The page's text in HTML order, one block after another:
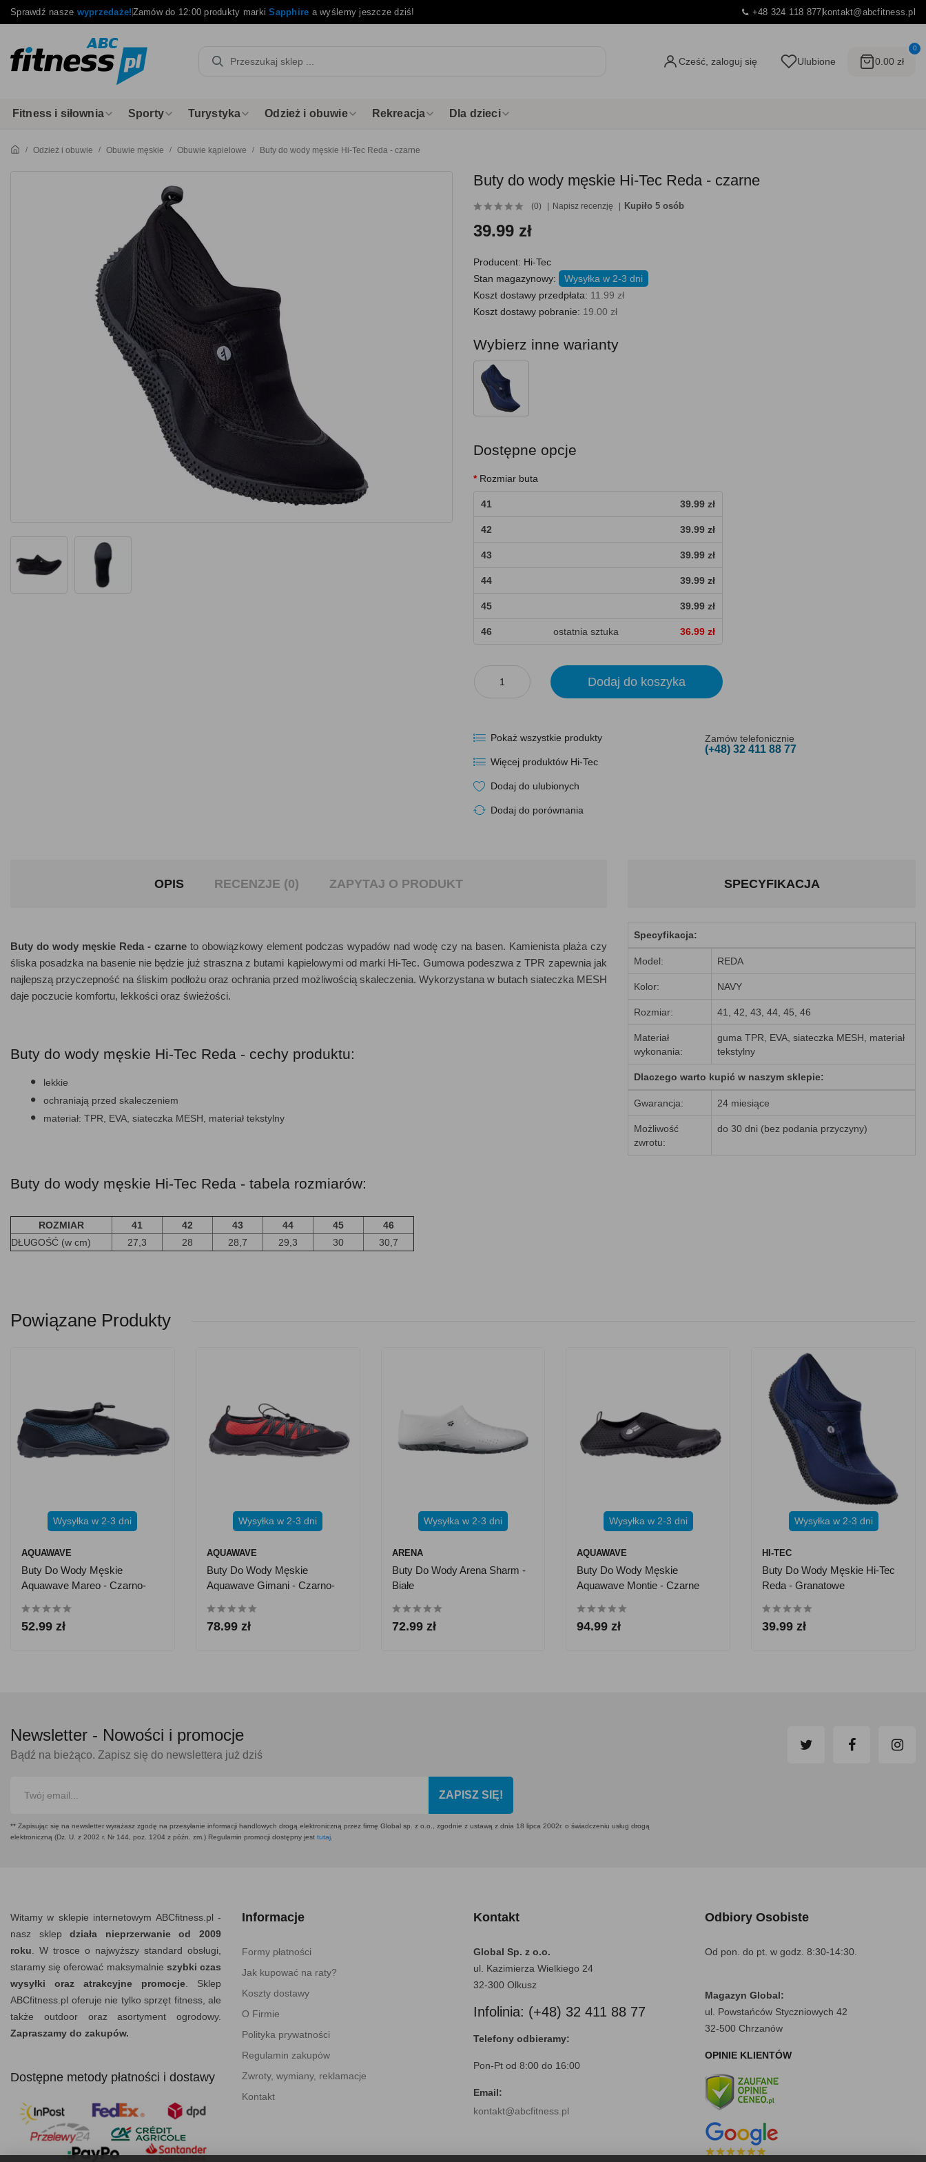
Sprawdź nasze wyprzedaże!Zamów do 12:00 produkty markiSapphire a wyślemy jeszcze dziś! +48 324 118 877kontakt@abcfitness.pl
Cześć, zaloguj się Ulubione
0
0.00 zł
Fitness i siłownia Sporty Turystyka Odzież i obuwie Rekreacja Dla dzieci
Odzież i obuwie Obuwie męskie Obuwie kąpielowe Buty do wody męskie Hi-Tec Reda - czarne
Buty do wody męskie Hi-Tec Reda - czarne
(0) Napisz recenzję Kupiło 5 osób
39.99 zł
Producent: Hi-Tec
Stan magazynowy:
Wysyłka w 2-3 dni
Koszt dostawy przedpłata: 11.99 zł
Koszt dostawy pobranie: 19.00 zł
Wybierz inne warianty
Dostępne opcje
Rozmiar buta
41 39.99 zł
42 39.99 zł
43 39.99 zł
44 39.99 zł
45 39.99 zł
46 ostatnia sztuka 36.99 zł
Dodaj do koszyka
Pokaż wszystkie produkty
Więcej produktów Hi-Tec
Dodaj do ulubionych
Dodaj do porównania
Zamów telefonicznie
(+48) 32 411 88 77
OPIS RECENZJE (0) ZAPYTAJ O PRODUKT
Buty do wody męskie Reda - czarne to obowiązkowy element podczas wypadów nad wodę czy na basen. Kamienista plaża czy
śliska posadzka na basenie nie będzie już straszna z butami kąpielowymi od marki Hi-Tec. Gumowa podeszwa z TPR zapewnia jak
najlepszą przyczepność na śliskim podłożu oraz ochrania przed możliwością skaleczenia. Wykorzystana w butach siateczka MESH
daje poczucie komfortu, lekkości oraz świeżości.
Buty do wody męskie Hi-Tec Reda - cechy produktu:
lekkie
ochraniają przed skaleczeniem
materiał: TPR, EVA, siateczka MESH, materiał tekstylny
Buty do wody męskie Hi-Tec Reda - tabela rozmiarów:
ROZMIAR 41 42 43 44 45
46
DŁUGOŚĆ (w cm)
27,3 28 28,7 29,3 30 30,7
SPECYFIKACJA
Specyfikacja:
Model: REDA
Kolor: NAVY
Rozmiar: 41, 42, 43, 44, 45, 46
Materiał
wykonania:
guma TPR, EVA, siateczka MESH, materiał
tekstylny
Dlaczego warto kupić w naszym sklepie:
Gwarancja: 24 miesiące
Możliwość
zwrotu:
do 30 dni (bez podania przyczyny)
Powiązane Produkty
Wysyłka w 2-3 dni
AQUAWAVE
Buty Do Wody Męskie
Aquawave Mareo - Czarno-
52.99 zł
Wysyłka w 2-3 dni
AQUAWAVE
Buty Do Wody Męskie
Aquawave Gimani - Czarno-
78.99 zł
Wysyłka w 2-3 dni
ARENA
Buty Do Wody Arena Sharm -
Białe
72.99 zł
Wysyłka w 2-3 dni
AQUAWAVE
Buty Do Wody Męskie
Aquawave Montie - Czarne
94.99 zł
Wysyłka w 2-3 dni
HI-TEC
Buty Do Wody Męskie Hi-Tec
Reda - Granatowe
39.99 zł
Newsletter - Nowości i promocje
Bądź na bieżąco. Zapisz się do newslettera już dziś
ZAPISZ SIĘ!
** Zapisując się na newsletter wyrażasz zgodę na przesyłanie informacji handlowych drogą elektroniczną przez firmę Global sp. z o.o., zgodnie z ustawą z dnia 18 lipca 2002r. o świadczeniu usług drogą
elektroniczną (Dz. U. z 2002 r. Nr 144, poz. 1204 z późn. zm.) Regulamin promocji dostępny jest tutaj
Witamy w sklepie internetowym ABCfitness.pl -
nasz sklepdziała nieprzerwanie od 2009
roku . W trosce o najwyższy standard obsługi,
staramy się oferować maksymalnie szybki czas
wysyłki oraz atrakcyjne promocje . Sklep
ABCfitness.pl oferuje nie tylko sprzęt fitness, ale
także outdoor oraz asortyment ogrodowy.
Zapraszamy do zakupów.
Dostępne metody płatności i dostawy
Informacje
Formy płatności
Jak kupować na raty?
Koszty dostawy
O Firmie
Polityka prywatności
Regulamin zakupów
Zwroty, wymiany, reklamacje
Kontakt
Kontakt
Global Sp. z o.o.
ul. Kazimierza Wielkiego 24
32-300 Olkusz
Infolinia: (+48) 32 411 88 77
Telefony odbieramy:
Pon-Pt od 8:00 do 16:00
Email:
kontakt@abcfitness.pl
Odbiory Osobiste
Od pon. do pt. w godz. 8:30-14:30.
Magazyn Global:
ul. Powstańców Styczniowych 42
32-500 Chrzanów
OPINIE KLIENTÓW